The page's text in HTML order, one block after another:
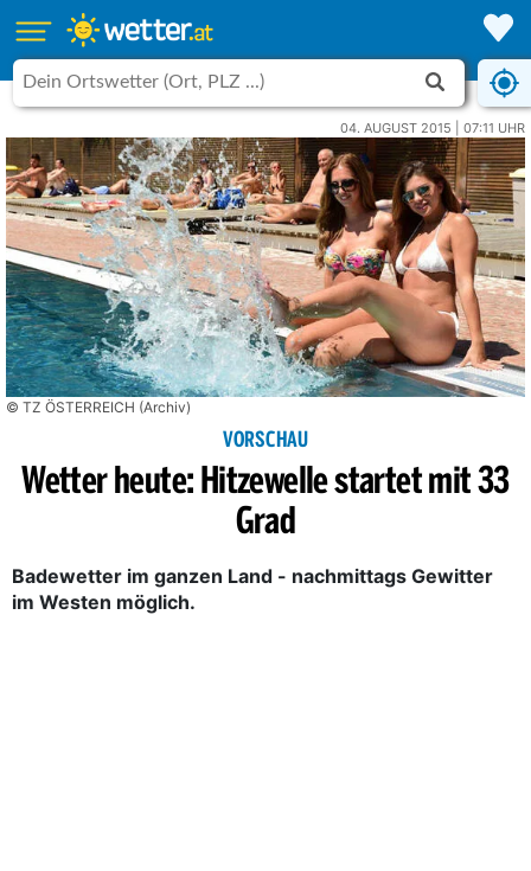
04. AUGUST 2015 | 07:11 UHR
© TZ ÖSTERREICH (Archiv)
VORSCHAU
Wetter heute: Hitzewelle startet mit 33
Grad
Badewetter im ganzen Land - nachmittags Gewitter
im Westen möglich.